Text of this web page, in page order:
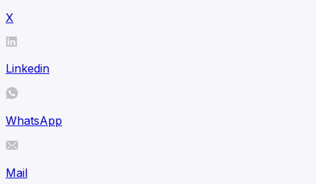
X
Linkedin
WhatsApp
Mail